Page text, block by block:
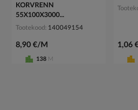
KORVRENN
55X100X3000...
Tootekood 140049154
8,90 €/M
138 M
1,06